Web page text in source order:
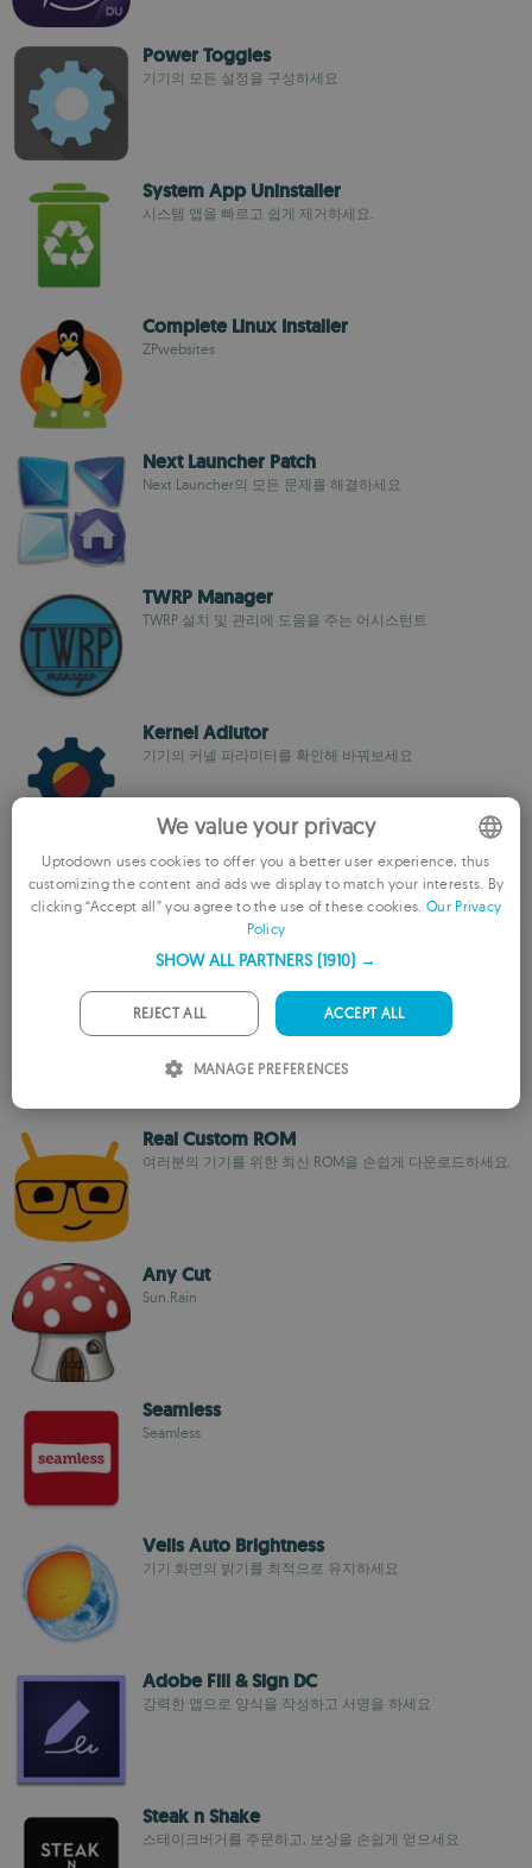
Power Toggles
기기의 모든 설정을 구성하세요
System App Uninstaller
시스템 앱을 빠르고 쉽게 제거하세요.
Complete Linux Installer
ZPwebsites
Next Launcher Patch
Next Launcher의 모든 문제를 해결하세요
TWRP Manager
TWRP 설치 및 관리에 도움을 주는 어시스턴트
Kernel Adiutor
기기의 커넬 파라미터를 확인해 바꿔보세요
사진 복구
Tasty Blueberry PI
Emoji keyboard - Themes, Fonts
안드로이드의 타이핑 체험을 개선해보세요.
Real Custom ROM
여러분의 기기를 위한 최신 ROM을 손쉽게 다운로드하세요.
Any Cut
Sun.Rain
Seamless
Seamless
Velis Auto Brightness
기기 화면의 밝기를 최적으로 유지하세요
Adobe Fill & Sign DC
강력한 앱으로 양식을 작성하고 서명을 하세요
Steak n Shake
스테이크버거를 주문하고, 보상을 손쉽게 얻으세요
ENGLISH
We value your privacy
Uptodown uses cookies to offer you a better user experience, thus
customizing the content and ads we display to match your interests. By
clicking “Accept all” you agree to the use of these cookies. Our Privacy
Policy
SHOW ALL PARTNERS (1910) →
ACCEPT ALL
REJECT ALL
MANAGE PREFERENCES